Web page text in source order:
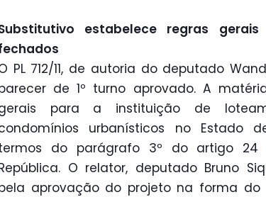
estabelece regras
PL 712/11, de autoria do deputado
de 1º turno aprovado. A
para a instituição de
urbanísticos no Estado
do parágrafo 3º do artigo 24
O relator, deputado Bruno
aprovação do projeto na forma do